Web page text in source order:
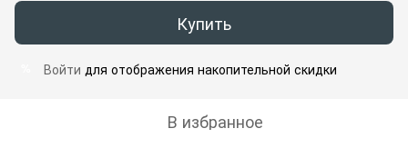
Купить
Войти для отображения накопительной скидки
В избранное